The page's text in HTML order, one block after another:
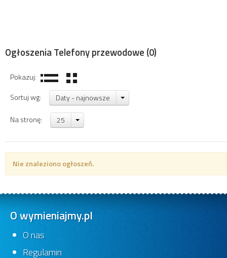
Ogłoszenia Telefony przewodowe (0)
Pokazuj:
Sortuj wg:
Daty - najnowsze
Na stronę: 25
Nie znaleziono ogłoszeń.
O wymieniajmy.pl
O nas
Regulamin